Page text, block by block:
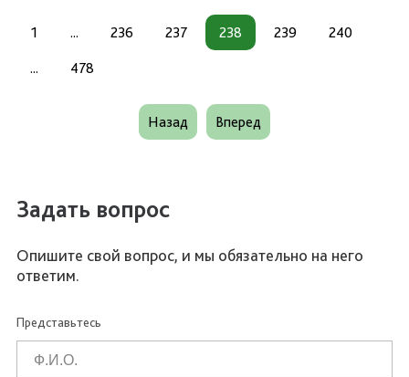
1 ... 236 237 238 239 240
... 478
Назад Вперед
Задать вопрос
Опишите свой вопрос, и мы обязательно на него
ответим.
Представьтесь